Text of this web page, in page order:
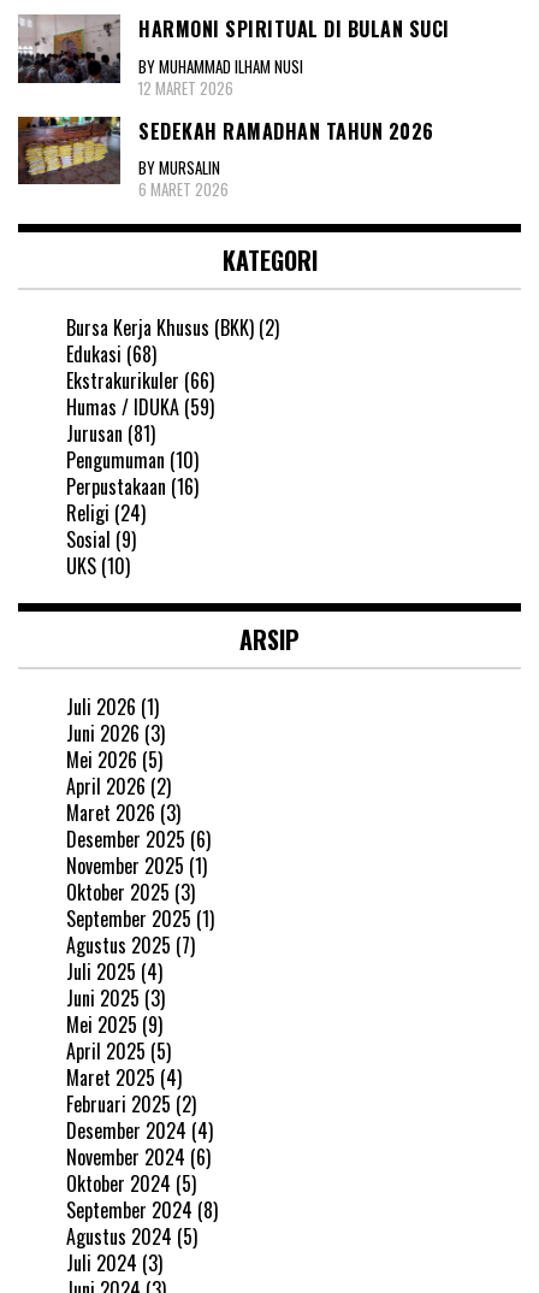
HARMONI SPIRITUAL DI BULAN SUCI
BY MUHAMMAD ILHAM NUSI
12 MARET 2026
SEDEKAH RAMADHAN TAHUN 2026
BY MURSALIN
6 MARET 2026
KATEGORI
Bursa Kerja Khusus (BKK) (2)
Edukasi (68)
Ekstrakurikuler (66)
Humas / IDUKA (59)
Jurusan (81)
Pengumuman (10)
Perpustakaan (16)
Religi (24)
Sosial (9)
UKS (10)
ARSIP
Juli 2026 (1)
Juni 2026 (3)
Mei 2026 (5)
April 2026 (2)
Maret 2026 (3)
Desember 2025 (6)
November 2025 (1)
Oktober 2025 (3)
September 2025 (1)
Agustus 2025 (7)
Juli 2025 (4)
Juni 2025 (3)
Mei 2025 (9)
April 2025 (5)
Maret 2025 (4)
Februari 2025 (2)
Desember 2024 (4)
November 2024 (6)
Oktober 2024 (5)
September 2024 (8)
Agustus 2024 (5)
Juli 2024 (3)